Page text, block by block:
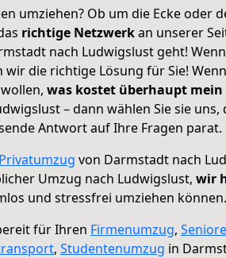
umziehen? Ob um die Ecke oder
richtige Netzwerkan unserer
nach Ludwigslust geht!
wir die richtige Lösung für Sie!
was kostet überhaupt mein
– dann wählen Sie sie
Antwort auf Ihre Fragen parat.
Privatumzug von Darmstadt nach
Umzug nach Ludwigslust, wir
und stressfrei umziehen können.
für Ihren Firmenumzug,
, Studentenumzug in